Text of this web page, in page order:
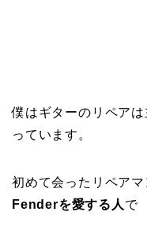
僕はギターのリペアは
っています。
初めて会ったリペアマ
Fenderを愛する人 で